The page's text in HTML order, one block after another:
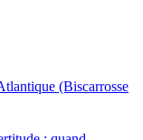
(Biscarrosse